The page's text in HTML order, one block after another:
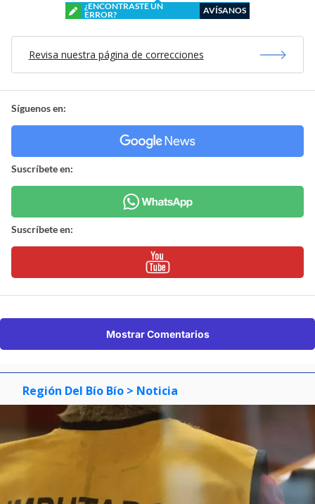
¿ENCONTRASTE UN
ERROR?
AVÍSANOS
Revisa nuestra página de correcciones
Síguenos en:
Suscríbete en:
Suscríbete en:
Mostrar Comentarios
Región Del Bío Bío > Noticia